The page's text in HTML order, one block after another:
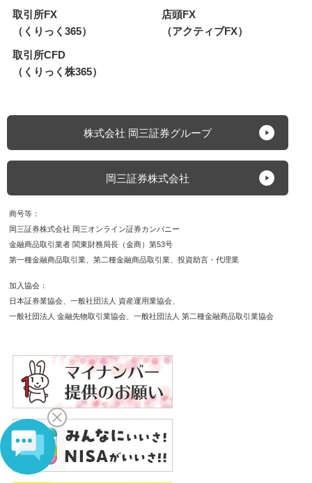
昇率・下落率に一定の倍率を乗じたものとは通常一致せ
ず、それが長期にわたり継続することにより、期待した
投資効果が得られないおそれがあります。上場新株予約
権証券は、上場期間・権利行使期間が短期間の期限付き
の有価証券であり、上場期間内に売却するか権利行使期
株価指数CFDでは建玉を保有し続けることにより金利相
当額・配当相当額の受け払いが発生します。【FX】外
の額を超える取引ができるため、対象通貨の為替相場の
変動により損益が大きく変動し、投資元本（証拠金）を
す。為替相場の急変時等に取引を行うことができず不測
の損害が発生する可能性があります。【各商品共通】シ
ステム、通信回線等の障害により発注、執行等ができず
保証金・証拠金
【信用】最低委託保証金30万円が必要です。信用取引は
委託保証金の額を上回る取引が可能であり、取引額の
30％以上の委託保証金が必要です。【株価指数CFD】
発注証拠金（必要証拠金）は、株価指数ごとに異なり、
取引所により定められた証拠金基準額となります。Web
サイトで最新のものをご確認ください。【FX】個人の
お客様の発注証拠金（必要証拠金）は、取引所FXで
取引所FX
（くりっく365）
店頭FX
（アクティブFX）
取引所CFD
（くりっく株365）
株式会社 岡三証券グループ
岡三証券株式会社
商号等
岡三証券株式会社 岡三オンライン証券カンパニー
金融商品取引業者 関東財務局長（金商）第53号
第一種金融商品取引業
第二種金融商品取引業 投資助言・代理業
加入協会
日本証券業協会
一般社団法人 資産運用業協会
一般社団法人 金融先物取引業協会
一般社団法人 第二種金融商品取引業協会